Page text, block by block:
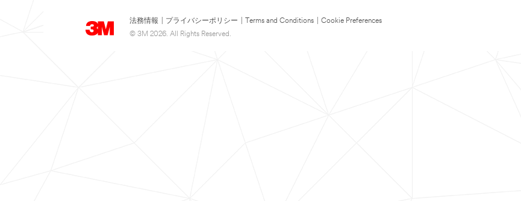
法務情報 プライバシーポリシー Terms and Conditions
Cookie Preferences
© 3M 2026. All Rights Reserved.